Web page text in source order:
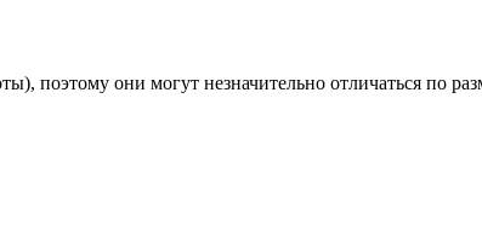
поэтому они могут незначительно отличаться по